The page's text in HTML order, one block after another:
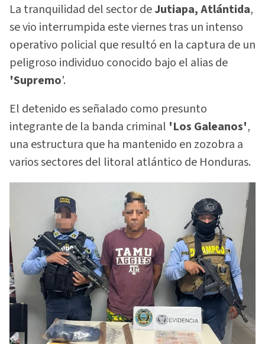
La tranquilidad del sector deJutiapa, Atlántida,
se vio interrumpida este viernes tras un intenso
operativo policial que resultó en la captura de un
peligroso individuo conocido bajo el alias de
'Supremo'.
El detenido es señalado como presunto
integrante de la banda criminal 'Los Galeanos',
una estructura que ha mantenido en zozobra a
varios sectores del litoral atlántico de Honduras.